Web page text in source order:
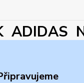
ADIDAS